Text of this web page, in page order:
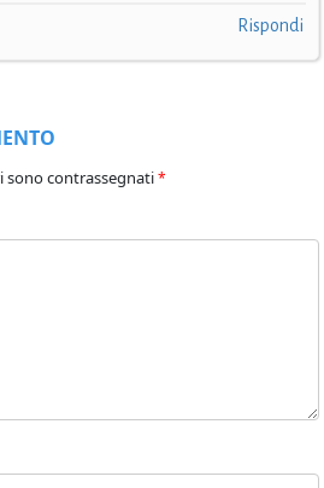
Rispondi
sono contrassegnati*